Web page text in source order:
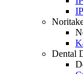
Dental